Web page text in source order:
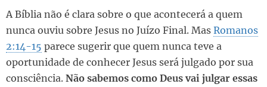
A Bíblia não é clara sobre o que acontecerá a quem
nunca ouviu sobre Jesus no Juízo Final. Mas Romanos
2:14-15 parece sugerir que quem nunca teve a
oportunidade de conhecer Jesus será julgado por sua
consciência. Não sabemos como Deus vai julgar essas